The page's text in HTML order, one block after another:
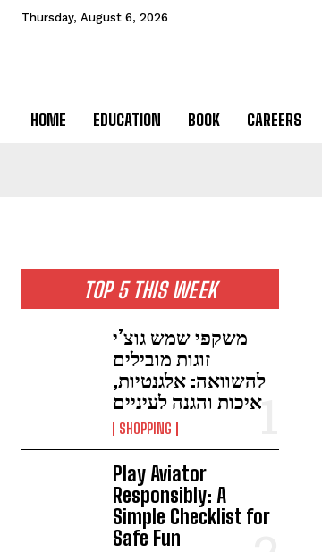
Thursday, August 6, 2026
HOME EDUCATION BOOK CAREERS
TOP 5 THIS WEEK
משקפי שמש גוצ’י
זוגות מובילים
להשוואה: אלגנטיות,
איכות והגנה לעיניים
SHOPPING
Play Aviator
Responsibly: A
Simple Checklist for
Safe Fun